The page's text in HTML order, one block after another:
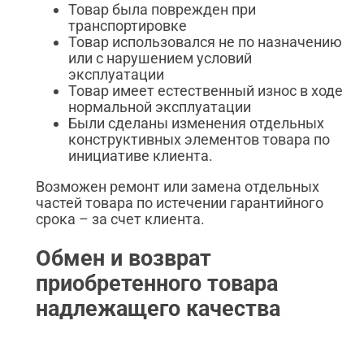
Товар была поврежден при
транспортировке
Товар использовался не по назначению
или с нарушением условий
эксплуатации
Товар имеет естественный износ в ходе
нормальной эксплуатации
Были сделаны изменения отдельных
конструктивных элементов товара по
инициативе клиента.
Возможен ремонт или замена отдельных
частей товара по истечении гарантийного
срока – за счет клиента.
Обмен и возврат
приобретенного товара
надлежащего качества